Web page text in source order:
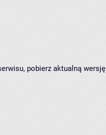
pobierz aktualną wersję